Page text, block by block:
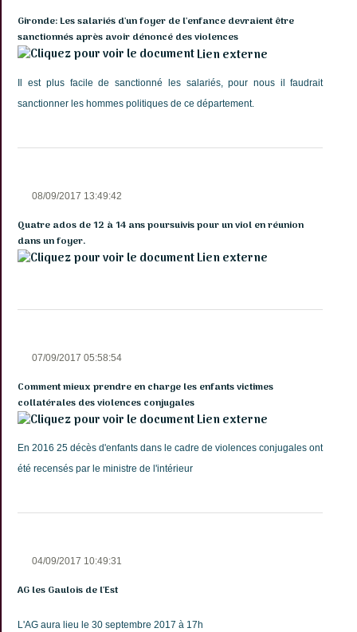
Gironde: Les salariés d'un foyer de l'enfance devraient être
sanctionnés après avoir dénoncé des violences
Lien externe
Il est plus facile de sanctionné les salariés, pour nous il faudrait
sanctionner les hommes politiques de ce département.
08/09/2017 13:49:42
Quatre ados de 12 à 14 ans poursuivis pour un viol en réunion
dans un foyer.
Lien externe
07/09/2017 05:58:54
Comment mieux prendre en charge les enfants victimes
collatérales des violences conjugales
Lien externe
En 2016 25 décès d'enfants dans le cadre de violences conjugales ont
été recensés par le ministre de l'intérieur
04/09/2017 10:49:31
AG les Gaulois de l'Est
L'AG aura lieu le 30 septembre 2017 à 17h